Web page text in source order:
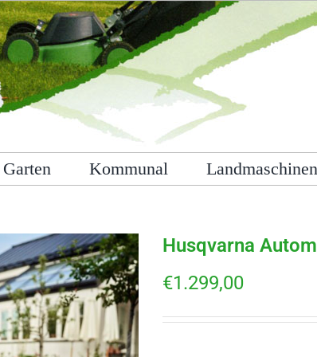
Garten Kommunal Landmaschinen
Husqvarna
€1.299,00